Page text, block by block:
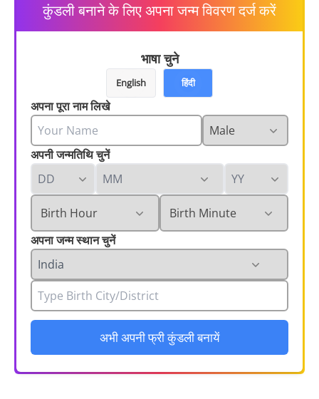
कुंडली बनाने के लिए अपना जन्म विवरण दर्ज करें
भाषा चुने
English हिंदी
अपना पूरा नाम लिखे
अपनी जन्मतिथि चुनें
अपना जन्म स्थान चुनें
अभी अपनी फ्री कुंडली बनायें